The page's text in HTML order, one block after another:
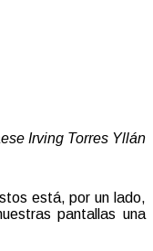
Irving Torres Yllán
está, por un lado,
pantallas una